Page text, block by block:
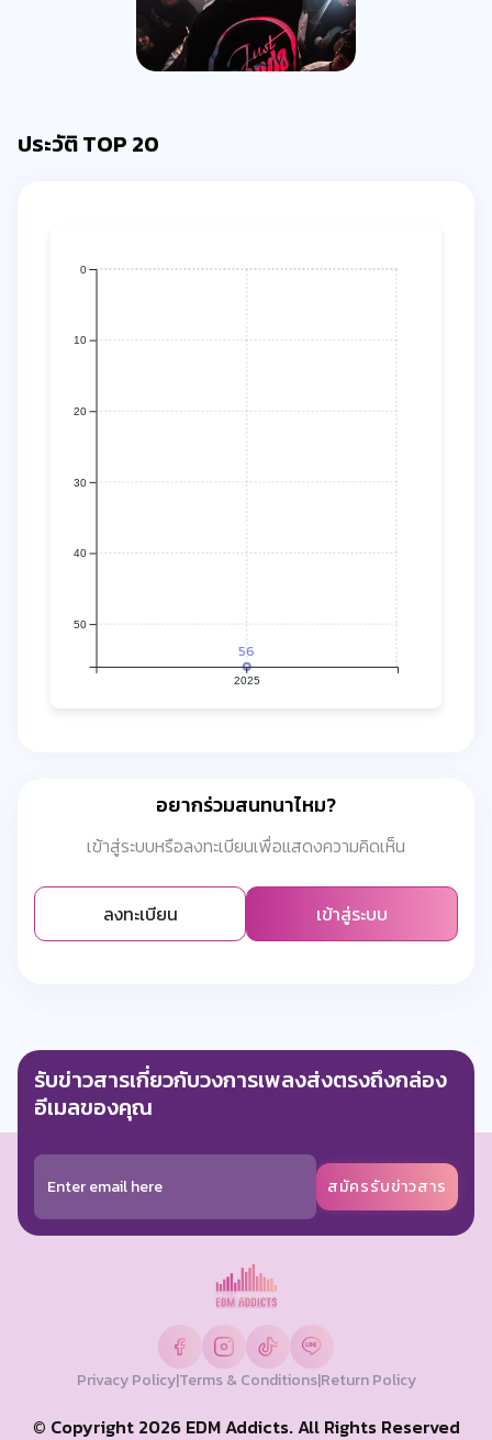
ประวัติ TOP 20
56
2025
50
40
30
20
10
0
อยากร่วมสนทนาไหม?
เข้าสู่ระบบหรือลงทะเบียนเพื่อแสดงความคิดเห็น
ลงทะเบียน เข้าสู่ระบบ
รับข่าวสารเกี่ยวกับวงการเพลงส่งตรงถึงกล่อง
อีเมลของคุณ
สมัครรับข่าวสาร
Privacy Policy|Terms & Conditions|Return Policy
© Copyright 2026 EDM Addicts. All Rights Reserved